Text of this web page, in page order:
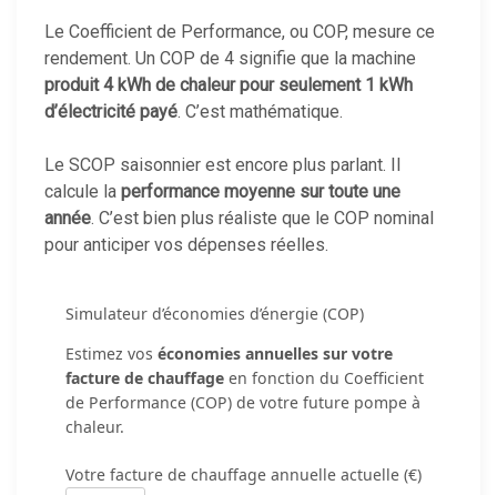
Le Coefficient de Performance, ou COP, mesure ce
rendement. Un COP de 4 signifie que la machine
produit 4 kWh de chaleur pour seulement 1 kWh
d’électricité payé. C’est mathématique.
Le SCOP saisonnier est encore plus parlant. Il
calcule la performance moyenne sur toute une
année. C’est bien plus réaliste que le COP nominal
pour anticiper vos dépenses réelles.
Simulateur d’économies d’énergie (COP)
Estimez vos économies annuelles sur votre
facture de chauffageen fonction du Coefficient
de Performance (COP) de votre future pompe à
chaleur.
Votre facture de chauffage annuelle actuelle (€)